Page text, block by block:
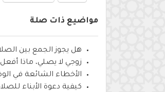
مواضيع ذات صلة
هل يجوز الجمع بين
زوجي لا يصلي، ماذا
الأخطاء الشائعة في
كيفية دعوة الأبناء